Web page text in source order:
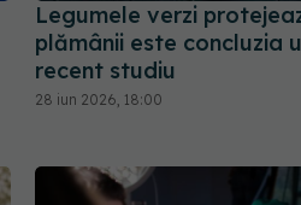
Legumele verzi
plămânii este concluzia
recent studiu
28 iun 2026, 18:00